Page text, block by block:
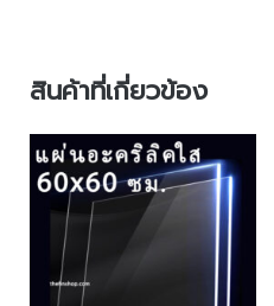
สินค้าที่เกี่ยวข้อง